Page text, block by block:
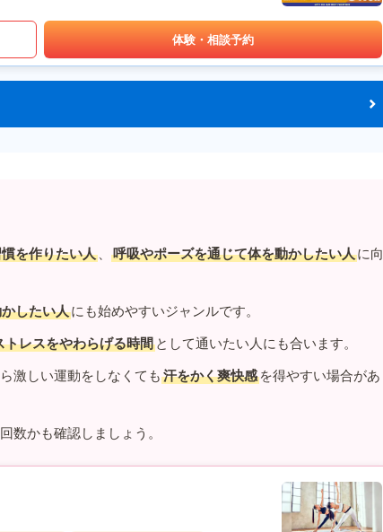
体験・相談予約
を作りたい人 、 呼吸やポーズを通じて体を動かしたい人に向
したい人にも始めやすいジャンルです。
トレスをやわらげる時間 として通いたい人にも合います。
激しい運動をしなくても 汗をかく爽快感 を得やすい場合があ
数かも確認しましょう。